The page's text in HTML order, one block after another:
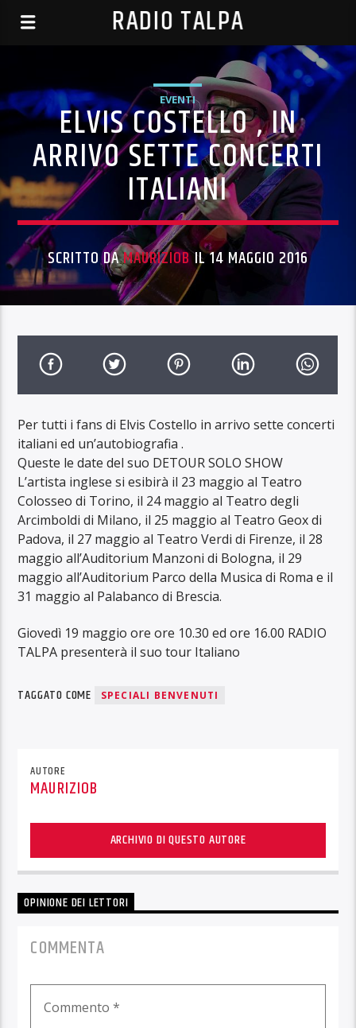
RADIO TALPA
EVENTI
ELVIS COSTELLO , IN
ARRIVO SETTE CONCERTI
ITALIANI
SCRITTO DAMAURIZIOBIL 14 MAGGIO 2016
Per tutti i fans di Elvis Costello in arrivo sette concerti
italiani ed un’autobiografia .
Queste le date del suo DETOUR SOLO SHOW
L’artista inglese si esibirà il 23 maggio al Teatro
Colosseo di Torino, il 24 maggio al Teatro degli
Arcimboldi di Milano, il 25 maggio al Teatro Geox di
Padova, il 27 maggio al Teatro Verdi di Firenze, il 28
maggio all’Auditorium Manzoni di Bologna, il 29
maggio all’Auditorium Parco della Musica di Roma e il
31 maggio al Palabanco di Brescia.
Giovedì 19 maggio ore ore 10.30 ed ore 16.00 RADIO
TALPA presenterà il suo tour Italiano
TAGGATO COME SPECIALI BENVENUTI
AUTORE
MAURIZIOB
ARCHIVIO DI QUESTO AUTORE
OPINIONE DEI LETTORI
COMMENTA